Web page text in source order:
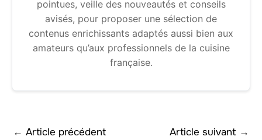
pointues, veille des nouveautés et conseils
avisés, pour proposer une sélection de
contenus enrichissants adaptés aussi bien aux
amateurs qu’aux professionnels de la cuisine
française.
← Article précédent Article suivant →